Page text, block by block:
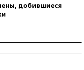
добившиеся